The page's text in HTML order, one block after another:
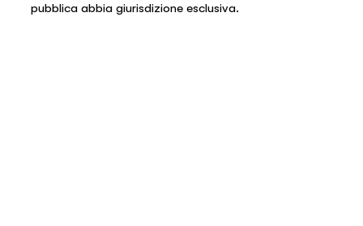
pubblica abbia giurisdizione esclusiva.